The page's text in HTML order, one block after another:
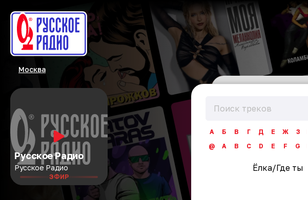
Москва
Русское Радио
Русское Радио
ЭФИР
А Б В Г Д Е Ж З
@
A B C D E F G
Ёлка/Где ты